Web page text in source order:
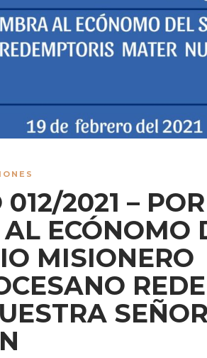
012/2021 –
ECÓNOMO
MISIONERO